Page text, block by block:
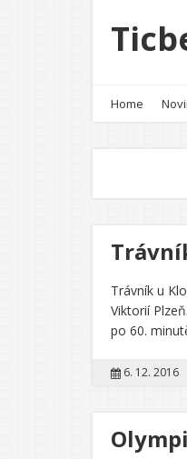
Home
Trávník u
Viktorií
po 60.
6. 12. 2016